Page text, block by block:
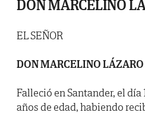
DON MARCELINO
EL SEÑOR
DON MARCELINO
Falleció en Santander, el día
años de edad, habiendo